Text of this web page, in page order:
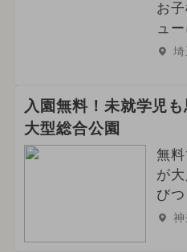
お
ュ
入園無料！未就学児
大型総合公園
無
が
び